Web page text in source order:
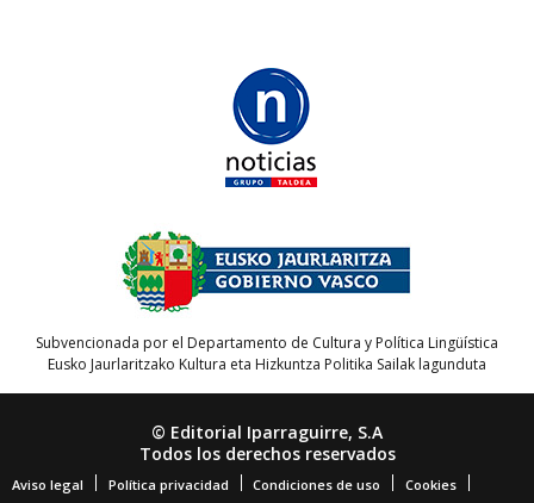
Subvencionada por el Departamento de Cultura y Política Lingüística
Eusko Jaurlaritzako Kultura eta Hizkuntza Politika Sailak lagunduta
© Editorial Iparraguirre, S.A
Todos los derechos reservados
Aviso legal Política privacidad Condiciones de uso Cookies